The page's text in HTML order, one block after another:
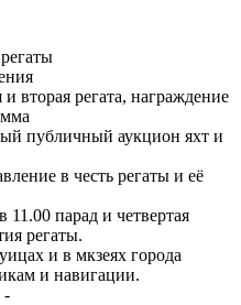
вторая регата, награждение
публичный аукцион яхт и
в честь регаты и её
11.00 парад и четвертая
регаты.
и в мкзеях города
и навигации.
-